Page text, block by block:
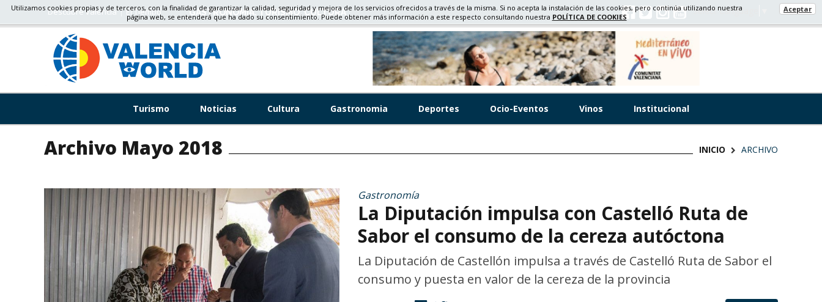
Descubre valencia El Tiempo GASTRONOMÍA, TURISMO, CULTURA Select Language
Turismo Noticias Cultura Gastronomia Deportes Ocio-Eventos Vinos Institucional
Archivo Mayo 2018 INICIO ARCHIVO
Gastronomía
La Diputación impulsa con Castelló Ruta de
Sabor el consumo de la cereza autóctona
La Diputación de Castellón impulsa a través de Castelló Ruta de Sabor el
consumo y puesta en valor de la cereza de la provincia
Utilizamos cookies propias y de terceros, con la finalidad de garantizar la calidad, seguridad y mejora de los servicios ofrecidos a través de la misma. Si no acepta la instalación de las cookies, pero continúa utilizando nuestra
página web, se entenderá que ha dado su consentimiento. Puede obtener más información a este respecto consultando nuestra POLÍTICA DE COOKIES
Aceptar